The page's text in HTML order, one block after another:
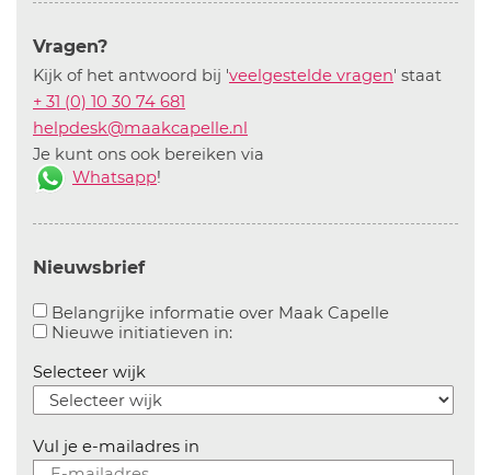
Vragen?
Kijk of het antwoord bij 'veelgestelde vragen' staat
+ 31 (0) 10 30 74 681
helpdesk@maakcapelle.nl
Je kunt ons ook bereiken via
Whatsapp!
Nieuwsbrief
Belangrijke informatie over Maak CapelleAanvinken
Nieuwe initiatieven in:Aanvinken om informatie over
Selecteer wijk
Vul je e-mailadres in